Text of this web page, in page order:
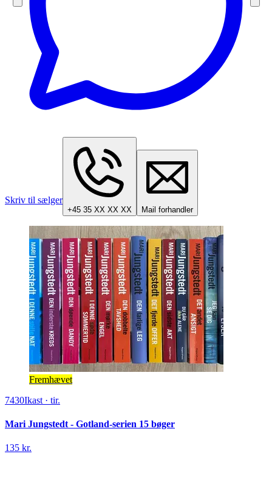
Skriv til sælger
+45 35 XX XX XX Mail forhandler
Fremhævet
7430Ikast · tir.
Mari Jungstedt - Gotland-serien 15 bøger
135 kr.